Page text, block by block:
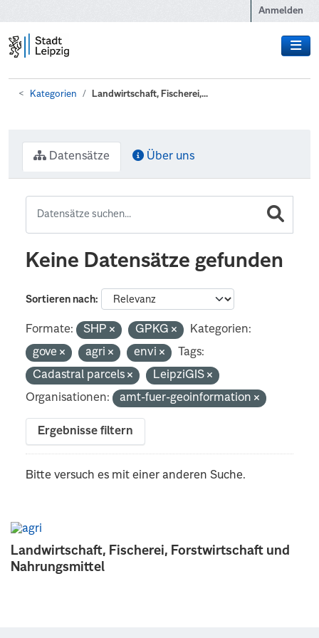
Anmelden
Kategorien Landwirtschaft, Fischerei,...
Landwirtschaft, Fischerei, Forstwirtschaft und
Nahrungsmittel
Datensätze Über uns
Keine Datensätze gefunden
Sortieren nach
Formate: SHP GPKG
Kategorien:
gove
agri envi
Tags:
Cadastral parcels
LeipziGIS
Organisationen:
amt-fuer-geoinformation
Ergebnisse filtern
Bitte versuch es mit einer anderen Suche.